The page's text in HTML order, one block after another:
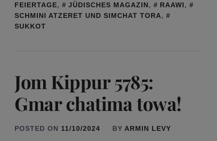
FEIERTAGE, JÜDISCHES MAGAZIN, RAAWI,
SCHMINI ATZERET UND SIMCHAT TORA,
SUKKOT
Jom Kippur 5785:
Gmar chatima towa!
POSTED ON 11/10/2024 BY ARMIN LEVY